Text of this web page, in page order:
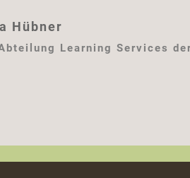
Hübner
Learning Services